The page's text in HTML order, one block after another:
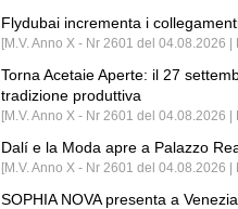
Flydubai incrementa i
[M.V. Anno X - Nr 2601 del 04.08.2026 |
Torna Acetaie Aperte: il 27
tradizione produttiva
[M.V. Anno X - Nr 2601 del 04.08.2026 |
Dalí e la Moda apre a Palazzo
[M.V. Anno X - Nr 2601 del 04.08.2026 |
SOPHIA NOVA presenta a